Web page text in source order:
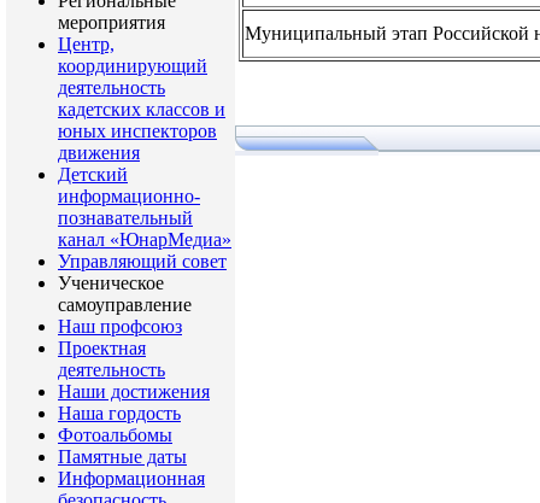
мероприятия
Центр,
координирующий
деятельность
кадетских классов и
юных инспекторов
движения
Детский
информационно-
познавательный
канал «ЮнарМедиа»
Управляющий совет
Ученическое
самоуправление
Наш профсоюз
Проектная
деятельность
Наши достижения
Наша гордость
Фотоальбомы
Памятные даты
Информационная
Муниципальный этап Российской